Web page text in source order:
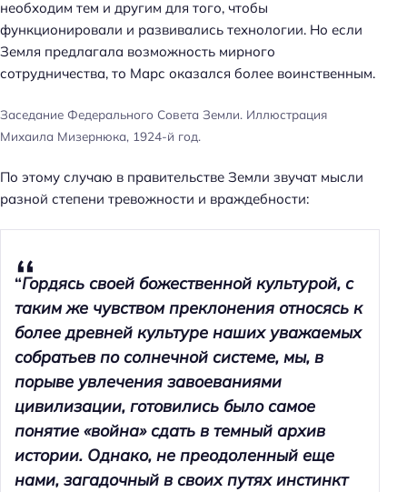
необходим тем и другим для того, чтобы
функционировали и развивались технологии. Но если
Земля предлагала возможность мирного
сотрудничества, то Марс оказался более воинственным.
Заседание Федерального Совета Земли. Иллюстрация
Михаила Мизернюка, 1924-й год.
По этому случаю в правительстве Земли звучат мысли
разной степени тревожности и враждебности:
“Гордясь своей божественной культурой, с
таким же чувством преклонения относясь к
более древней культуре наших уважаемых
собратьев по солнечной системе, мы, в
порыве увлечения завоеваниями
цивилизации, готовились было самое
понятие «война» сдать в темный архив
истории. Однако, не преодоленный еще
нами, загадочный в своих путях инстинкт
й
т
и
: